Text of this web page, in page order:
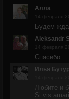
Алла
14 февраля
Будем
Aleksandr
14 февраля
Спасибо.
Илья
Любите и
Si vis